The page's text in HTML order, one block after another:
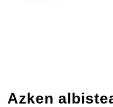
Azken